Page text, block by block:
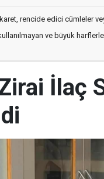
rencide edici cümleler
ve büyük
İlaç